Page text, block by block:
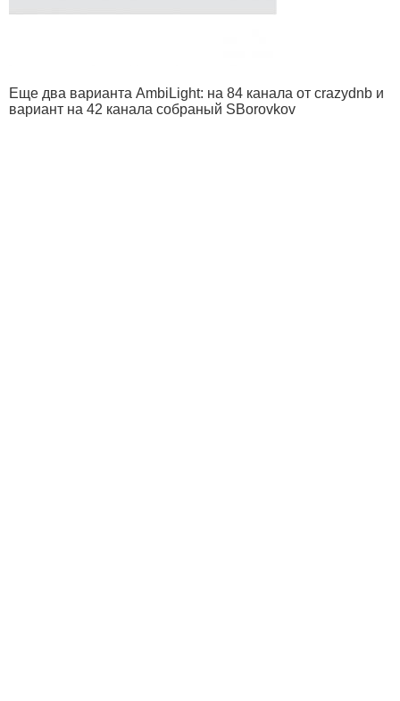
Еще два варианта AmbiLight: на 84 канала от crazydnb и
вариант на 42 канала собраный SBorovkov